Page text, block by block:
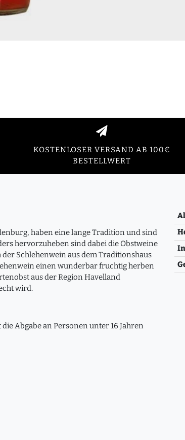
KOSTENLOSER VERSAND AB 100€
BESTELLWERT
haben eine lange Tradition und sind
hervorzuheben sind dabei die Obstweine
Schlehenwein aus dem Traditionshaus
einen wunderbar fruchtig herben
aus der Region Havelland
wird.
Abgabe an Personen unter 16 Jahren